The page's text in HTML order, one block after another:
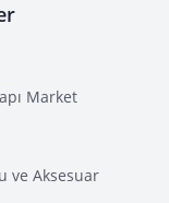
Market
ve Aksesuar